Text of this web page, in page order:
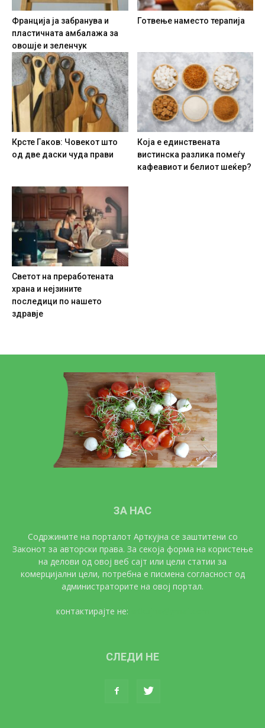
Франција ја забранува и
пластичната амбалажа за
овошје и зеленчук
Готвење наместо терапија
Крсте Гаков: Човекот што
од две даски чуда прави
Која е единствената
вистинска разлика помеѓу
кафеавиот и белиот шеќер?
Светот на преработената
храна и нејзините
последици по нашето
здравје
ЗА НАС
Содржините на порталот Арткујна се заштитени со
Законот за авторски права. За секоја форма на користење
на делови од овој веб сајт или цели статии за
комерцијални цели, потребна е писмена согласност од
администраторите на овој портал.
контактирајте не:
СЛЕДИ НЕ